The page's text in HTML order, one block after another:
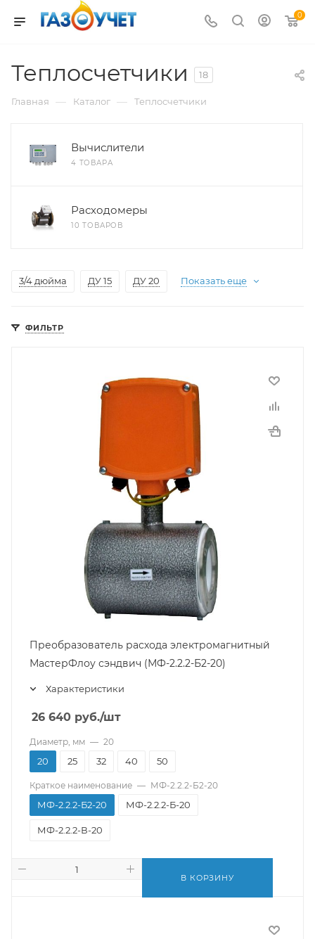
0
Теплосчетчики 18
Главная — Каталог — Теплосчетчики
Вычислители
4 ТОВАРА
Расходомеры
10 ТОВАРОВ
3/4 дюйма ДУ 15 ДУ 20 Показать еще
ФИЛЬТР
Преобразователь расхода электромагнитный
МастерФлоу сэндвич (МФ-2.2.2-Б2-20)
Характеристики
26 640 руб./шт
Диаметр, мм — 20
20 25 32 40 50
Краткое наименование — МФ-2.2.2-Б2-20
МФ-2.2.2-Б2-20 МФ-2.2.2-Б-20
МФ-2.2.2-В-20
В КОРЗИНУ